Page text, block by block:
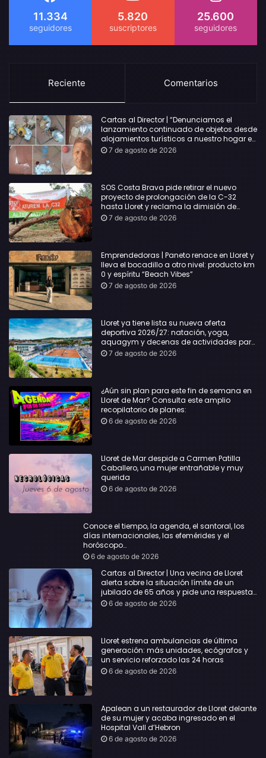
11.334 5.820 25.600
Reciente Comentarios
Cartas al Director | “Denunciamos el
lanzamiento continuado de objetos desde
alojamientos turísticos a nuestro hogar en
Lloret: Podría haber causado una
7 de agosto de 2026
SOS Costa Brava pide retirar el nuevo
proyecto de prolongación de la C-32
hasta Lloret y reclama la dimisión de
Sílvia Paneque
7 de agosto de 2026
Emprendedoras | Paneto renace en Lloret y
lleva el bocadillo a otro nivel: producto km
0 y espíritu “Beach Vibes”
7 de agosto de 2026
Lloret ya tiene lista su nueva oferta
deportiva 2026/27: natación, yoga,
aquagym y decenas de actividades para
todas las edades
7 de agosto de 2026
¿Aún sin plan para este fin de semana en
Lloret de Mar? Consulta este amplio
recopilatorio de planes:
6 de agosto de 2026
Lloret de Mar despide a Carmen Patilla
Caballero, una mujer entrañable y muy
querida
6 de agosto de 2026
Conoce el tiempo, la agenda, el santoral, los
días internacionales, las efemérides y el
horóscopo…
6 de agosto de 2026
Cartas al Director | Una vecina de Lloret
alerta sobre la situación límite de un
jubilado de 65 años y pide una respuesta
urgente
6 de agosto de 2026
Lloret estrena ambulancias de última
generación: más unidades, ecógrafos y
un servicio reforzado las 24 horas
6 de agosto de 2026
Apalean a un restaurador de Lloret delante
de su mujer y acaba ingresado en el
Hospital Vall d’Hebron
6 de agosto de 2026